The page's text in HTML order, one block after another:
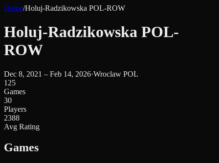
Home/Holuj-Radzikowska POL-ROW
Holuj-Radzikowska POL-
ROW
Dec 8, 2021 – Feb 14, 2026·Wroclaw POL
125
Games
30
Players
2388
Avg Rating
Games